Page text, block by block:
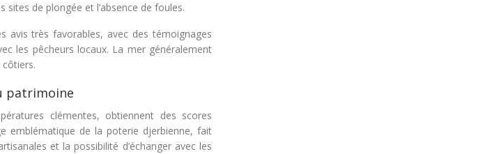
de plongée et l’absence de foules.
avis très favorables, avec des témoignages
les pêcheurs locaux. La mer généralement
patrimoine
clémentes, obtiennent des scores
emblématique de la poterie djerbienne, fait
et la possibilité d’échanger avec les